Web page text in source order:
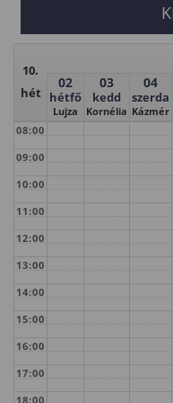
10.
hét
02
hétfő
Lujza
03
kedd
Kornélia
04
szerda
Kázmér
08:00
09:00
10:00
11:00
12:00
13:00
14:00
15:00
16:00
17:00
18:00